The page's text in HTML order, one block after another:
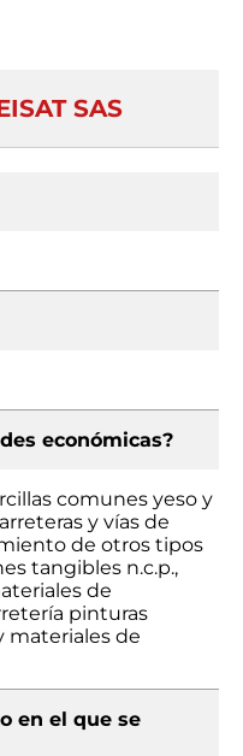
SAS
económicas?
comunes yeso y
y vías de
de otros tipos
tangibles n.c.p.,
de
pinturas
materiales de
en el que se